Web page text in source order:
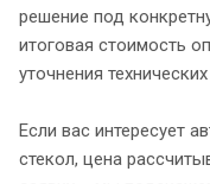
решение под
итоговая стоимость
уточнения
Если вас интересует
стекол, цена